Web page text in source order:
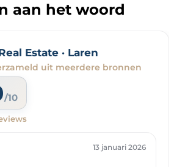
aan het woord